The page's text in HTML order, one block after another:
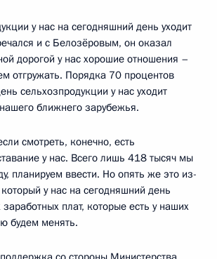
у нас на сегодняшний день уходит
и с Белозёровым, он оказал
дорогой у нас хорошие отношения –
отгружать. Порядка 70 процентов
сельхозпродукции у нас уходит
ближнего зарубежья.
смотреть, конечно, есть
у нас. Всего лишь 418 тысяч мы
планируем ввести. Но опять же это из-
у нас на сегодняшний день
заработных плат, которые есть у наших
будем менять.